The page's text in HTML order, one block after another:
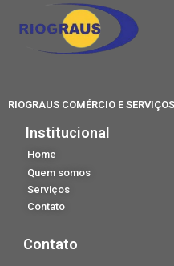
RIOGRAUS COMÉRCIO E
Institucional
Home
Quem somos
Serviços
Contato
Contato